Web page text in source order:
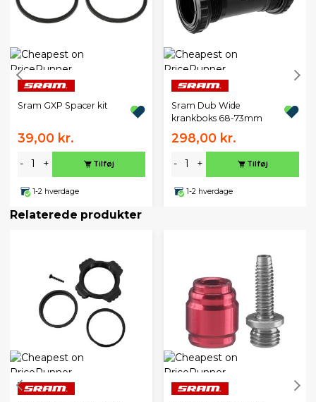
Sram GXP Spacer kit
39,00 kr.
- + Tilføj
1-2 hverdage
Sram Dub Wide
krankboks 68-73mm
298,00 kr.
- + Tilføj
1-2 hverdage
Relaterede produkter